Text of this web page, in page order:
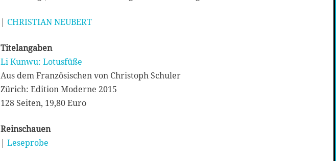
| CHRISTIAN NEUBERT
Titelangaben
Li Kunwu: Lotusfüße
Aus dem Französischen von Christoph Schuler
Zürich: Edition Moderne 2015
128 Seiten, 19,80 Euro
Reinschauen
| Leseprobe